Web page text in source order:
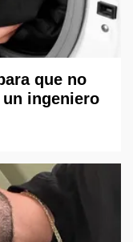
que no
un ingeniero